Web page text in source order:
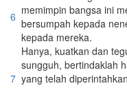
6 memimpin bangsa ini
bersumpah kepada
kepada mereka.
7
Hanya, kuatkan dan
sungguh, bertindaklah
yang telah